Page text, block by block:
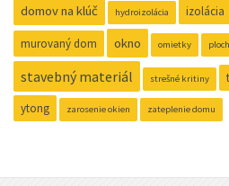
domov na klúč hydroizolácia izolácia
murovaný dom okno omietky
stavebný materiál strešné kritiny
ytong zarosenie okien zateplenie domu